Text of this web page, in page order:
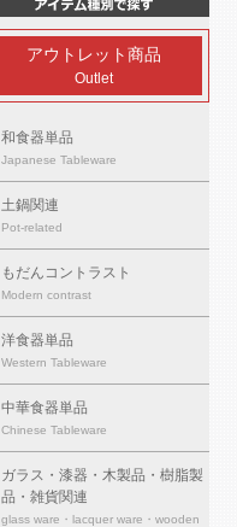
アウトレット商品
Outlet
和食器単品
Japanese Tableware
土鍋関連
Pot-related
もだんコントラスト
Modern contrast
洋食器単品
Western Tableware
中華食器単品
Chinese Tableware
ガラス・漆器・木製品・樹脂製
品・雑貨関連
glass ware・lacquer ware・wooden